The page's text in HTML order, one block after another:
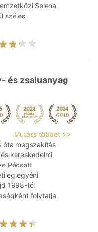
Selena
széles
és zsaluanyag
Mutass többet >>
óta megszakítás
kereskedelmi
Pécsett
egyéni
1998-tól
folytatja